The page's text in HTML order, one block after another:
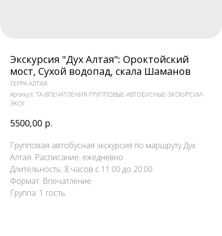
Экскурсия "Дух Алтая": Ороктойский
мост, Сухой водопад, скала Шаманов
ТЕРРА АЛТАЯ
Артикул: TA-ВПЕЧАТЛЕНИЯ-ГРУППОВЫЕ-АВТОБУСНЫЕ-ЭКСКУРСИИ-
ЭКСК
5500,00 р.
Групповая автобусная экскурсия по маршруту Дух
Алтая. Расписание: ежедневно.
Длительность: 8 часов с 11:00 до 20:00
Формат: Впечатление
Группа: 1 гость